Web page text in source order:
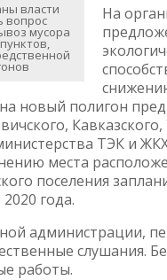
власти
вопрос
мусора
На
новый полигон
ТЭК и
места
поселения
года.
администрации,
слушания.
работы.